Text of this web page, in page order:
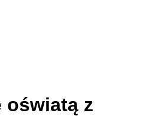
oświatą z